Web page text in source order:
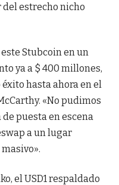
del estrecho nicho
Stubcoin en un
ya a $ 400 millones,
hasta ahora en el
«No pudimos
puesta en escena
a un lugar
el USD1 respaldado